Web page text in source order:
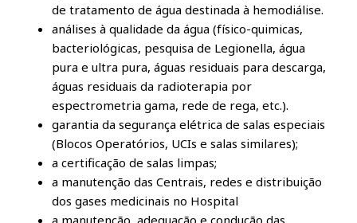
de tratamento de água destinada à hemodiálise.
análises à qualidade da água (físico-quimicas,
bacteriológicas, pesquisa de Legionella, água
pura e ultra pura, águas residuais para descarga,
águas residuais da radioterapia por
espectrometria gama, rede de rega, etc.).
garantia da segurança elétrica de salas especiais
(Blocos Operatórios, UCIs e salas similares);
a certificação de salas limpas;
a manutenção das Centrais, redes e distribuição
dos gases medicinais no Hospital
a manutenção, adequação e condução das